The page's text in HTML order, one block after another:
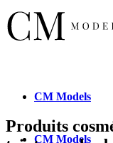
CM Models
CM Models
Produits